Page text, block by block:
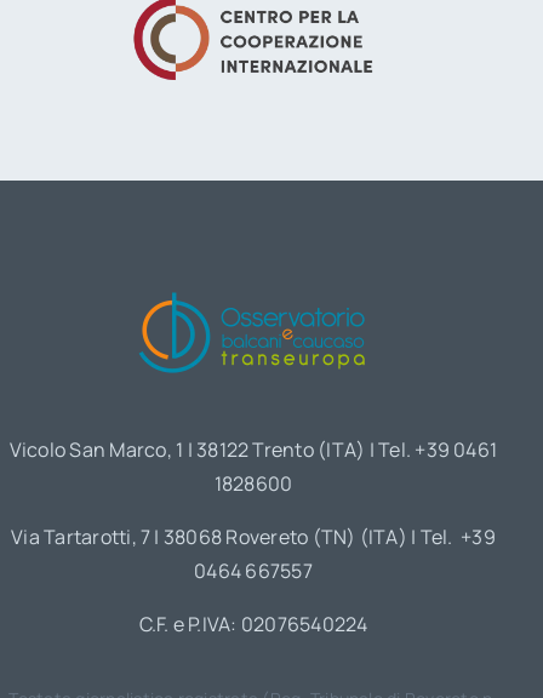
Vicolo San Marco, 1 | 38122 Trento (ITA) | Tel. +39 0461
1828600
Via Tartarotti, 7 | 38068 Rovereto (TN) (ITA) | Tel. +39
0464 667557
C.F. e P.IVA: 02076540224